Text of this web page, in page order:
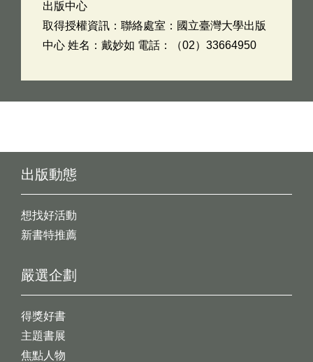
出版中心
取得授權資訊：聯絡處室：國立臺灣大學出版
中心 姓名：戴妙如 電話：（02）33664950
出版動態
想找好活動
新書特推薦
嚴選企劃
得獎好書
主題書展
焦點人物